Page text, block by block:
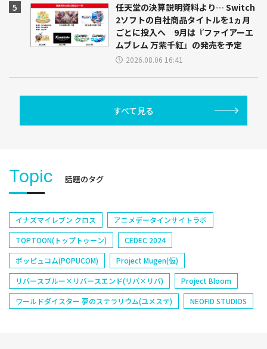
任天堂の決算説明資料より… Switch
2ソフトの自社商品タイトルを1ヵ月
ごとに投入へ 9月は『ファイアーエ
ムブレム 万紫千紅』の発売を予定
2026.08.06 16:41
すべて見る
Topic 話題のタグ
イナズマイレブン クロス
アニメデータインサイトラボ
TOPTOON(トップトゥーン)
CEDEC 2024
ポッピュコム(POPUCOM)
Project Mugen(仮)
リバースブルー×リバースエンド(リバ×リバ)
Project Bloom
ワールドダイスター 夢のステラリウム(ユメステ)
NEOFID STUDIOS